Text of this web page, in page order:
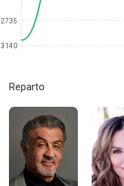
2735
3140
Reparto